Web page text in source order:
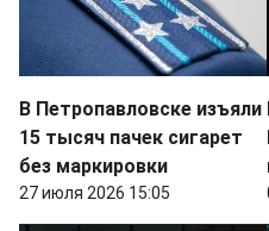
В Петропавловске изъяли
15 тысяч пачек сигарет
без маркировки
27 июля 2026 15:05